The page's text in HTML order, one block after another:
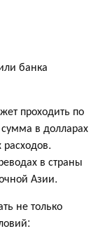
банка
проходить по
в долларах
в страны
Азии.
не только